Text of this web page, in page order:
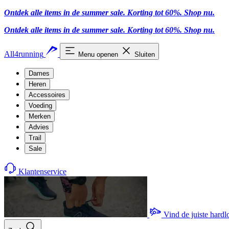
Ontdek alle items in de summer sale. Korting tot 60%. Shop nu.
Ontdek alle items in de summer sale. Korting tot 60%. Shop nu.
All4running Menu openen Sluiten
Dames
Heren
Accessoires
Voeding
Merken
Advies
Trail
Sale
Klantenservice
Vind de juiste